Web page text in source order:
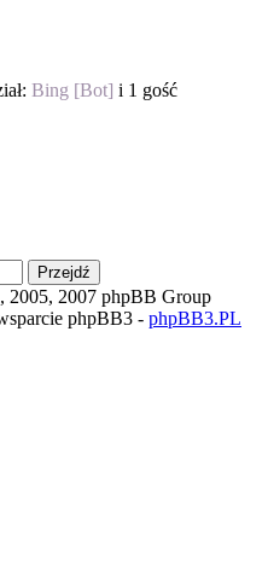
Bing [Bot] i 1 gość
2005, 2007 phpBB Group
phpBB3 - phpBB3.PL